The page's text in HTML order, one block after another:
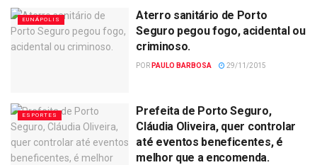
EUNÁPOLIS
Aterro sanitário de Porto
Seguro pegou fogo, acidental ou
criminoso.
POR PAULO BARBOSA 29/11/2015
ESPORTES
Prefeita de Porto Seguro,
Cláudia Oliveira, quer controlar
até eventos beneficentes, é
melhor que a encomenda.